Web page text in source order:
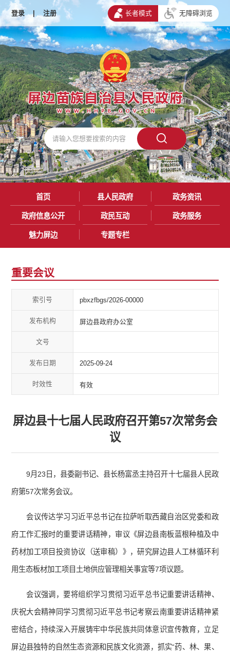
登录 | 注册 长者模式 无障碍浏览
首页 县人民政府 政务资讯
政府信息公开 政民互动 政务服务
魅力屏边 专题专栏
重要会议
索引号 pbxzfbgs/2026-00000
发布机构 屏边县政府办公室
文号
发布日期 2025-09-24
时效性 有效
屏边县十七届人民政府召开第57次常务会
议
9月23日，县委副书记、县长杨富丞主持召开十七届县人民政
府第57次常务会议。
会议传达学习习近平总书记在拉萨听取西藏自治区党委和政
府工作汇报时的重要讲话精神，审议《屏边县南板蓝根种植及中
药材加工项目投资协议（送审稿）》，研究屏边县人工林循环利
用生态板材加工项目土地供应管理相关事宜等7项议题。
会议强调，要将组织学习贯彻习近平总书记重要讲话精神、
庆祝大会精神同学习贯彻习近平总书记考察云南重要讲话精神紧
密结合，持续深入开展铸牢中华民族共同体意识宣传教育，立足
屏边县独特的自然生态资源和民族文化资源，抓实“药、林、果、